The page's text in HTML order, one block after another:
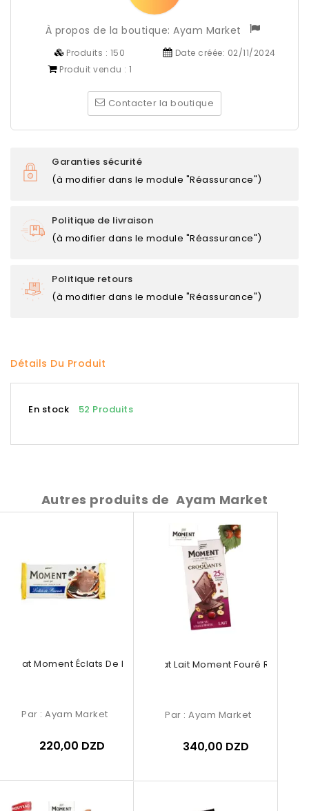
À propos de la boutique:Ayam Market
Produits : 150 Date créée: 02/11/2024
Produit vendu : 1
Contacter la boutique
Garanties sécurité
(à modifier dans le module "Réassurance")
Politique de livraison
(à modifier dans le module "Réassurance")
Politique retours
(à modifier dans le module "Réassurance")
Détails Du Produit
En stock 52 Produits
Autres produits de Ayam Market
Moment Éclats De Biscuits
Par : Ayam Market
220,00 DZD
Chocolat Lait Moment Fouré Raisins...
Par : Ayam Market
340,00 DZD